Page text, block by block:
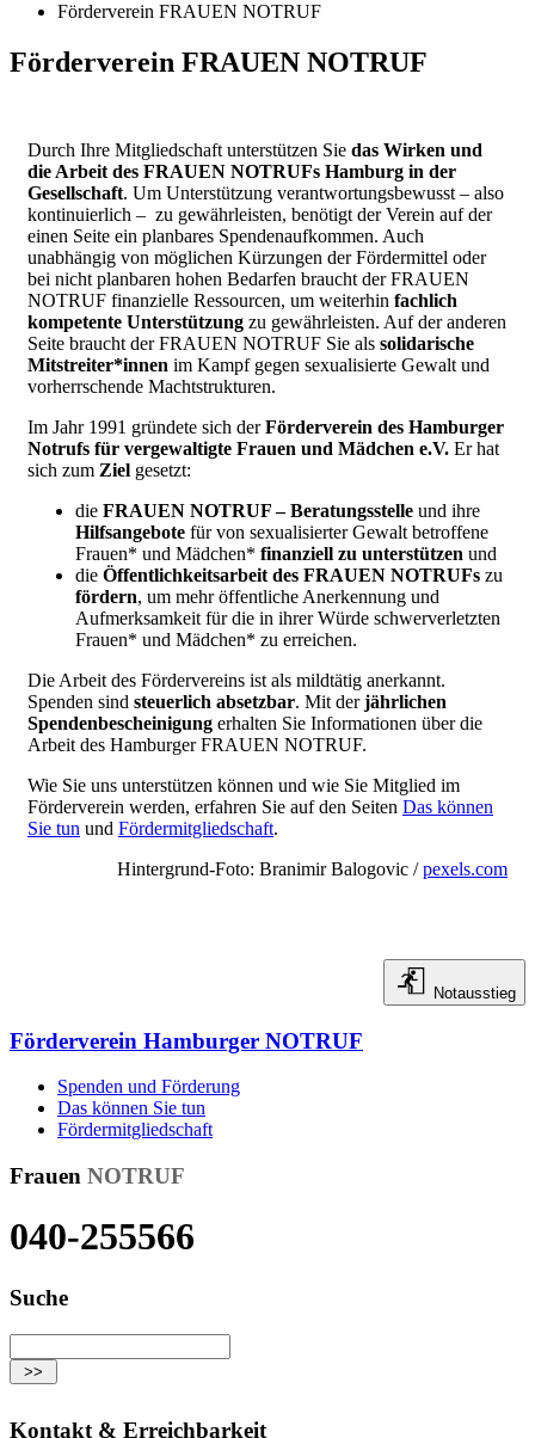
Förderverein FRAUEN NOTRUF
Förderverein FRAUEN NOTRUF
Durch Ihre Mitgliedschaft unterstützen Sie das Wirken und
die Arbeit des FRAUEN NOTRUFs Hamburg in der
Gesellschaft. Um Unterstützung verantwortungsbewusst – also
kontinuierlich – zu gewährleisten, benötigt der Verein auf der
einen Seite ein planbares Spendenaufkommen. Auch
unabhängig von möglichen Kürzungen der Fördermittel oder
bei nicht planbaren hohen Bedarfen braucht der FRAUEN
NOTRUF finanzielle Ressourcen, um weiterhin fachlich
kompetente Unterstützung zu gewährleisten. Auf der anderen
Seite braucht der FRAUEN NOTRUF Sie als solidarische
Mitstreiter*innen im Kampf gegen sexualisierte Gewalt und
vorherrschende Machtstrukturen.
Im Jahr 1991 gründete sich derFörderverein des Hamburger
Notrufs für vergewaltigte Frauen und Mädchen e.V. Er hat
sich zum Ziel gesetzt:
die FRAUEN NOTRUF – Beratungsstelle und ihre
Hilfsangebote für von sexualisierter Gewalt betroffene
Frauen* und Mädchen* finanziell zu unterstützen und
die Öffentlichkeitsarbeit des FRAUEN NOTRUFs zu
fördern, um mehr öffentliche Anerkennung und
Aufmerksamkeit für die in ihrer Würde schwerverletzten
Frauen* und Mädchen* zu erreichen.
Die Arbeit des Fördervereins ist als mildtätig anerkannt.
Spenden sind steuerlich absetzbar. Mit derjährlichen
Spendenbescheinigung erhalten Sie Informationen über die
Arbeit des Hamburger FRAUEN NOTRUF.
Wie Sie uns unterstützen können und wie Sie Mitglied im
Förderverein werden, erfahren Sie auf den Seiten Das können
Sie tun und Fördermitgliedschaft.
Hintergrund-Foto: Branimir Balogovic /pexels.com
Notausstieg
Förderverein Hamburger NOTRUF
Spenden und Förderung
Das können Sie tun
Fördermitgliedschaft
Frauen NOTRUF
040-255566
Suche
Kontakt & Erreichbarkeit